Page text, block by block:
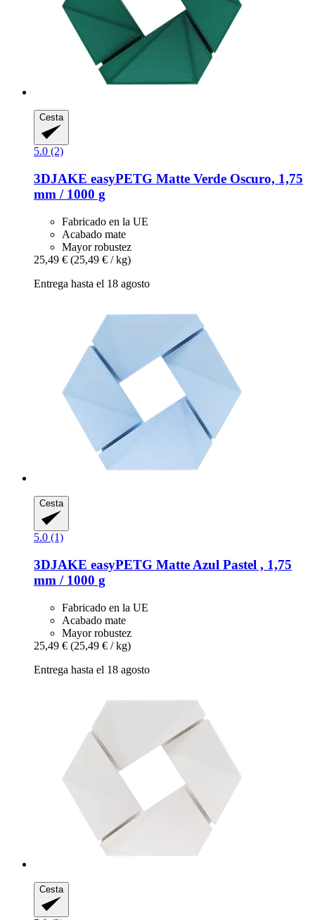
Cesta
5.0 (2)
3DJAKE easyPETG Matte Verde Oscuro, 1,75
mm / 1000 g
Fabricado en la UE
Acabado mate
Mayor robustez
25,49 € (25,49 € / kg)
Entrega hasta el 18 agosto
Cesta
5.0 (1)
3DJAKE easyPETG Matte Azul Pastel , 1,75
mm / 1000 g
Fabricado en la UE
Acabado mate
Mayor robustez
25,49 € (25,49 € / kg)
Entrega hasta el 18 agosto
Cesta